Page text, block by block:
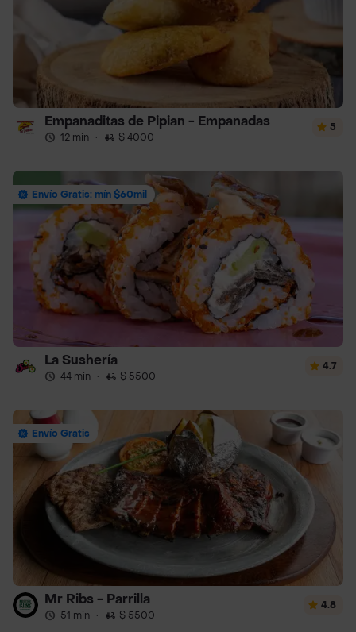
Empanaditas de Pipian - Empanadas
12 min · $ 4000
5
Envío Gratis: mín $60mil
La Sushería
44 min · $ 5500
4.7
Envío Gratis
Mr Ribs - Parrilla
51 min · $ 5500
4.8